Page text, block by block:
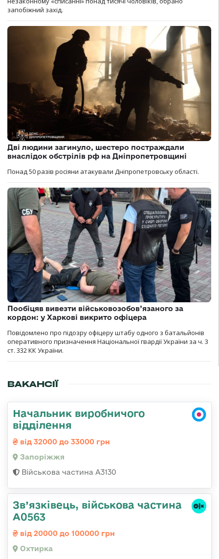
запобіжний захід.
Дві людини загинуло, шестеро постраждали
внаслідок обстрілів рф на Дніпропетровщині
Понад 50 разів росіяни атакували Дніпропетровську області.
Пообіцяв вивезти військовозобов’язаного за
кордон: у Харкові викрито офіцера
Повідомлено про підозру офіцеру штабу одного з батальйонів
оперативного призначення Національної гвардії України за ч. 3
ст. 332 КК України.
ВАКАНСІЇ
Начальник виробничого
відділення
від 32000 до 33000 грн
Запоріжжя
Військова частина А3130
Зв’язківець, військова частина
А0563
від 20000 до 100000 грн
Охтирка